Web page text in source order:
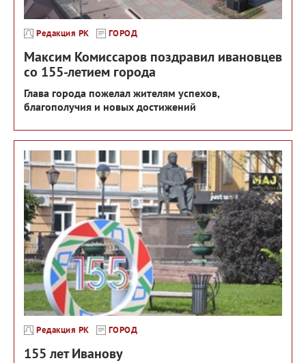
Редакция РК ГОРОД
Максим Комиссаров поздравил ивановцев
со 155-летием города
Глава города пожелал жителям успехов,
благополучия и новых достижений
Редакция РК ГОРОД
155 лет Иванову